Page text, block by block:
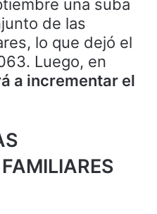
una suba
de las
lo que dejó el
Luego, en
a incrementar el